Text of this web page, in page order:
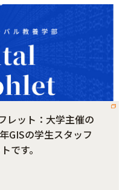
レット：大学主催の
GISの学生スタッフ
です。